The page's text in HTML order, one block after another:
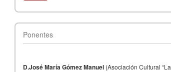
Ponentes
D.José María Gómez Manuel (Asociación Cultural “La